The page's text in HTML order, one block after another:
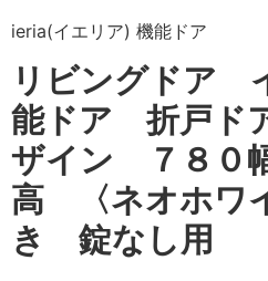
ieria(イエリア) 機能ドア
リビングドア
能ドア 折戸
ザイン ７８０
高 〈ネオホワ
き 錠なし用